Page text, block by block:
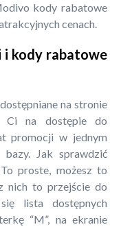
kody rabatowe
cenach.
i kody rabatowe
na stronie
Ci na dostępie do
promocji w jednym
Jak sprawdzić
proste, możesz to
nich to przejście do
lista dostępnych
“M”, na ekranie